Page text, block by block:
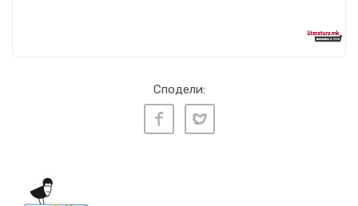
Сподели: